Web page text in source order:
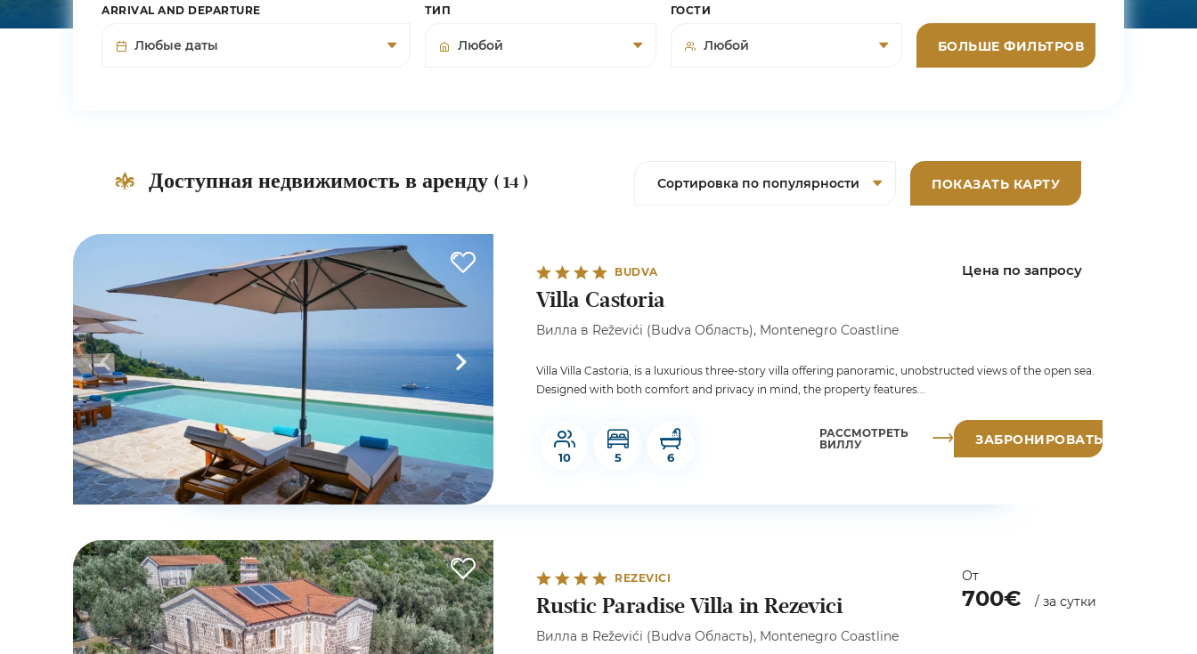
ARRIVAL AND DEPARTURE ТИП ГОСТИ
БОЛЬШЕ ФИЛЬТРОВ
Доступная недвижимость в аренду ( 14 ) ПОКАЗАТЬ КАРТУ
BUDVA
Villa Castoria
Вилла в Reževići (Budva Область), Montenegro Coastline
Цена по запросу
Villa Villa Castoria, is a luxurious three-story villa offering panoramic, unobstructed views of the open sea.
Designed with both comfort and privacy in mind, the property features...
10 5 6
РАССМОТРЕТЬ
ВИЛЛУ
ЗАБРОНИРОВАТЬ
REZEVICI
Rustic Paradise Villa in Rezevici
Вилла в Reževići (Budva Область), Montenegro Coastline
От
700€ / за сутки